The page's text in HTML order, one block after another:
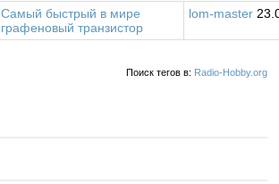
Самый быстрый в мире
графеновый транзистор
lom-master
Поиск тегов в: Radio-Hobby.org